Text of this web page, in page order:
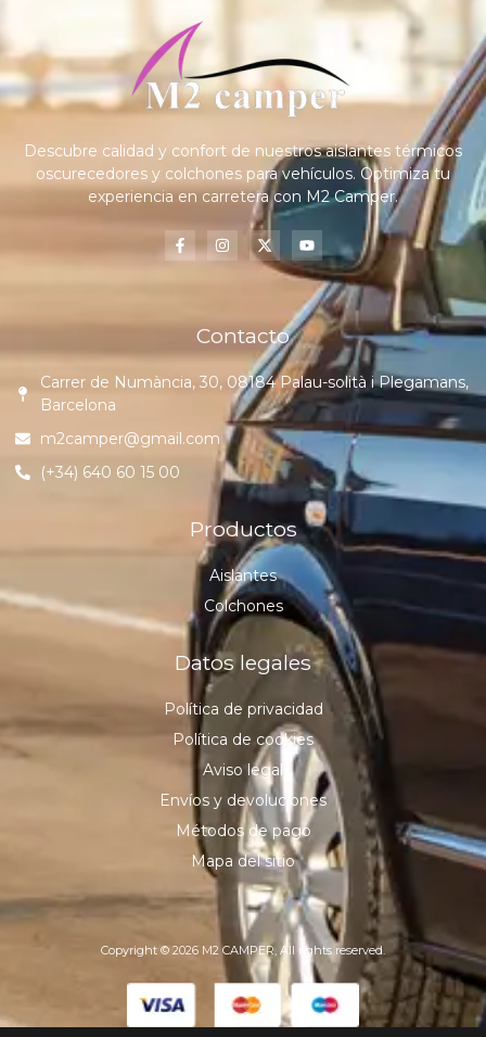
Descubre calidad y confort de nuestros aislantes térmicos
oscurecedores y colchones para vehículos. Optimiza tu
experiencia en carretera con M2 Camper.
Contacto
Carrer de Numància, 30, 08184 Palau-solità i Plegamans,
Barcelona
m2camper@gmail.com
(+34) 640 60 15 00
Productos
Aislantes
Colchones
Datos legales
Política de privacidad
Política de cookies
Aviso legal
Envíos y devoluciones
Métodos de pago
Mapa del sitio
Copyright © 2026 M2 CAMPER, All rights reserved.